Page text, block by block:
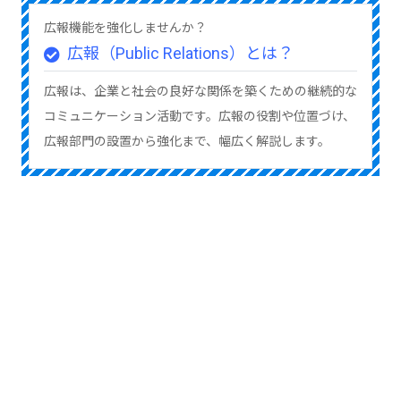
広報機能を強化しませんか？
広報（Public Relations）とは？
広報は、企業と社会の良好な関係を築くための継続的な
コミュニケーション活動です。広報の役割や位置づけ、
広報部門の設置から強化まで、幅広く解説します。